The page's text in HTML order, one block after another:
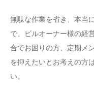
無駄な作業を省き、本当
で、ビルオーナー様の経
合でお困りの方、定期メ
を抑えたいとお考えの方
い。